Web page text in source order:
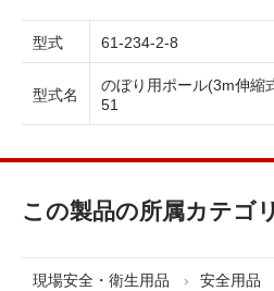
型式 61-234-2-8
型式名
のぼり用ポール(3m伸縮
51
この製品の所属カテゴリ
現場安全・衛生用品 安全用品